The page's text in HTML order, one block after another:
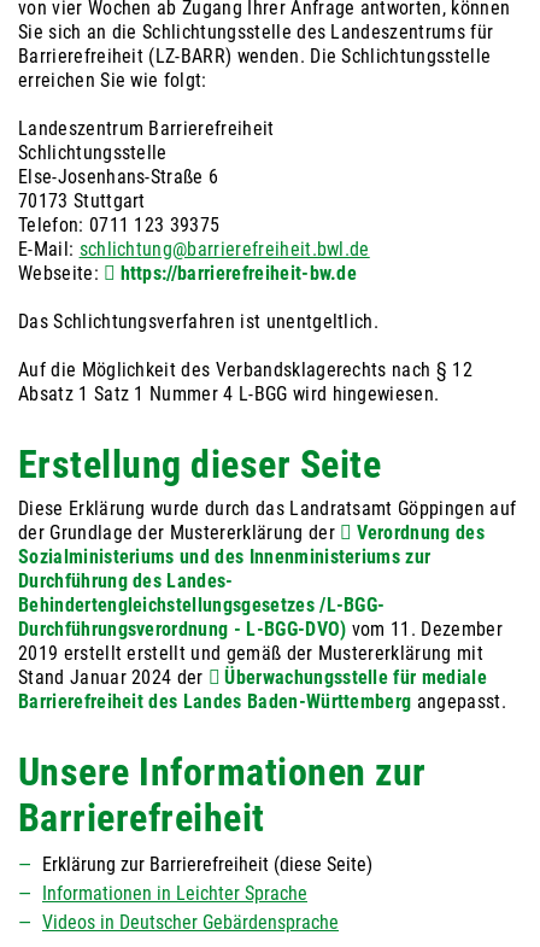
von vier Wochen ab Zugang Ihrer Anfrage antworten, können
Sie sich an die Schlichtungsstelle des Landeszentrums für
Barrierefreiheit (LZ-BARR) wenden. Die Schlichtungsstelle
erreichen Sie wie folgt:
Landeszentrum Barrierefreiheit
Schlichtungsstelle
Else-Josenhans-Straße 6
70173 Stuttgart
Telefon: 0711 123 39375
E-Mail: schlichtung@barrierefreiheit.bwl.de
Webseite:
https://barrierefreiheit-bw.de
Das Schlichtungsverfahren ist unentgeltlich.
Auf die Möglichkeit des Verbandsklagerechts nach § 12
Absatz 1 Satz 1 Nummer 4 L-BGG wird hingewiesen.
Erstellung dieser Seite
Diese Erklärung wurde durch das Landratsamt Göppingen auf
der Grundlage der Mustererklärung der
Verordnung des
Sozialministeriums und des Innenministeriums zur
Durchführung des Landes-
Behindertengleichstellungsgesetzes /L-BGG-
Durchführungsverordnung - L-BGG-DVO) vom 11. Dezember
2019 erstellt erstellt und gemäß der Mustererklärung mit
Stand Januar 2024 der
Überwachungsstelle für mediale
Barrierefreiheit des Landes Baden-Württemberg angepasst.
Unsere Informationen zur
Barrierefreiheit
Erklärung zur Barrierefreiheit (diese Seite)
Informationen in Leichter Sprache
Videos in Deutscher Gebärdensprache